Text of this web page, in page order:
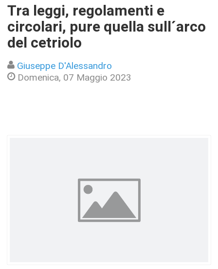
Tra leggi, regolamenti e
circolari, pure quella sull´arco
del cetriolo
Giuseppe D'Alessandro
Domenica, 07 Maggio 2023